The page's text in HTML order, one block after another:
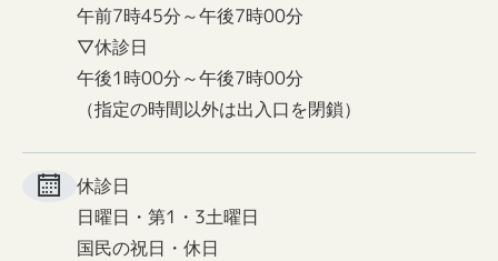
午前7時45分～午後7時00分
▽休診日
午後1時00分～午後7時00分
（指定の時間以外は出入口を閉鎖）
休診日
日曜日・第1・3土曜日
国民の祝日・休日